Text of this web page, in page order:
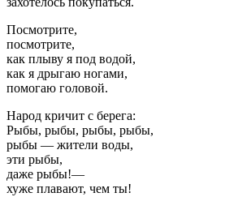
Посмотрите,
посмотрите,
как плыву я под водой,
как я дрыгаю ногами,
помогаю головой.
Народ кричит с берега:
Рыбы, рыбы, рыбы, рыбы,
рыбы — жители воды,
эти рыбы,
даже рыбы!—
хуже плавают, чем ты!